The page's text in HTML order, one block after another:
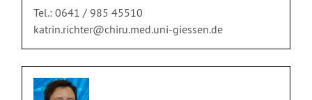
Tel.: 0641 / 985 45510
katrin.richter@chiru.med.uni-giessen.de